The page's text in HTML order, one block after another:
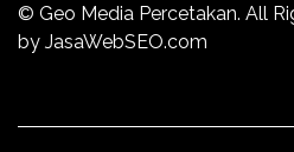
© Geo Media Percetakan. All
by JasaWebSEO.com